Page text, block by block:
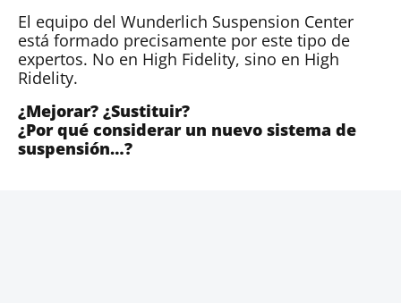
El equipo del Wunderlich Suspension Center
está formado precisamente por este tipo de
expertos. No en High Fidelity, sino en High
Ridelity.
¿Mejorar? ¿Sustituir?
¿Por qué considerar un nuevo sistema de
suspensión…?